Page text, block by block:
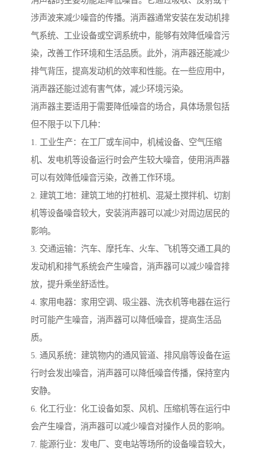
涉声波来减少噪音的传播。消声器通常安装在发动机排
气系统、工业设备或空调系统中，能够有效降低噪音污
染，改善工作环境和生活品质。此外，消声器还能减少
排气背压，提高发动机的效率和性能。在一些应用中，
消声器还能过滤有害气体，减少环境污染。
消声器主要适用于需要降低噪音的场合，具体场景包括
但不限于以下几种：
1. 工业生产：在工厂或车间中，机械设备、空气压缩
机、发电机等设备运行时会产生较大噪音，使用消声器
可以有效降低噪音污染，改善工作环境。
2. 建筑工地：建筑工地的打桩机、混凝土搅拌机、切割
机等设备噪音较大，安装消声器可以减少对周边居民的
影响。
3. 交通运输：汽车、摩托车、火车、飞机等交通工具的
发动机和排气系统会产生噪音，消声器可以减少噪音排
放，提升乘坐舒适性。
4. 家用电器：家用空调、吸尘器、洗衣机等电器在运行
时可能产生噪音，消声器可以降低噪音，提高生活品
质。
5. 通风系统：建筑物内的通风管道、排风扇等设备在运
行时会发出噪音，消声器可以降低噪音传播，保持室内
安静。
6. 化工行业：化工设备如泵、风机、压缩机等在运行中
会产生噪音，消声器可以减少噪音对操作人员的影响。
7. 能源行业：发电厂、变电站等场所的设备噪音较大，